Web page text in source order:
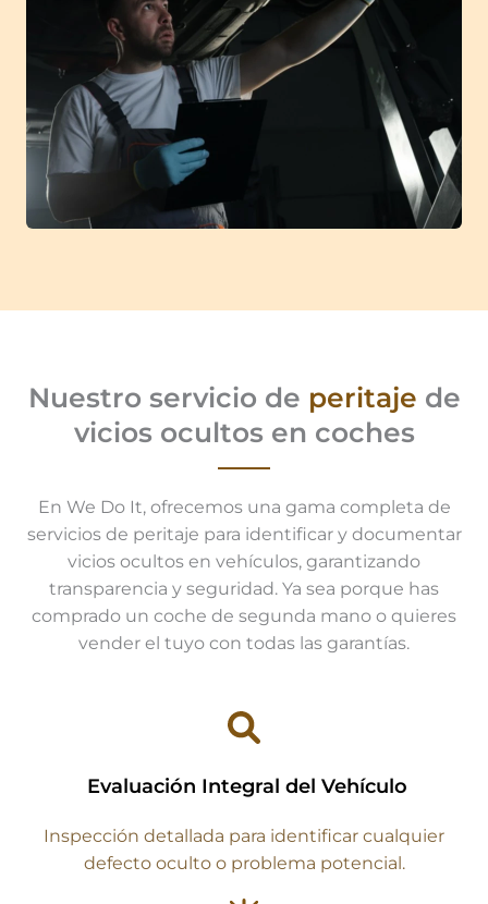
Nuestro servicio de peritaje de
vicios ocultos en coches
En We Do It, ofrecemos una gama completa de
servicios de peritaje para identificar y documentar
vicios ocultos en vehículos, garantizando
transparencia y seguridad. Ya sea porque has
comprado un coche de segunda mano o quieres
vender el tuyo con todas las garantías.
Evaluación Integral del Vehículo
Inspección detallada para identificar cualquier
defecto oculto o problema potencial.